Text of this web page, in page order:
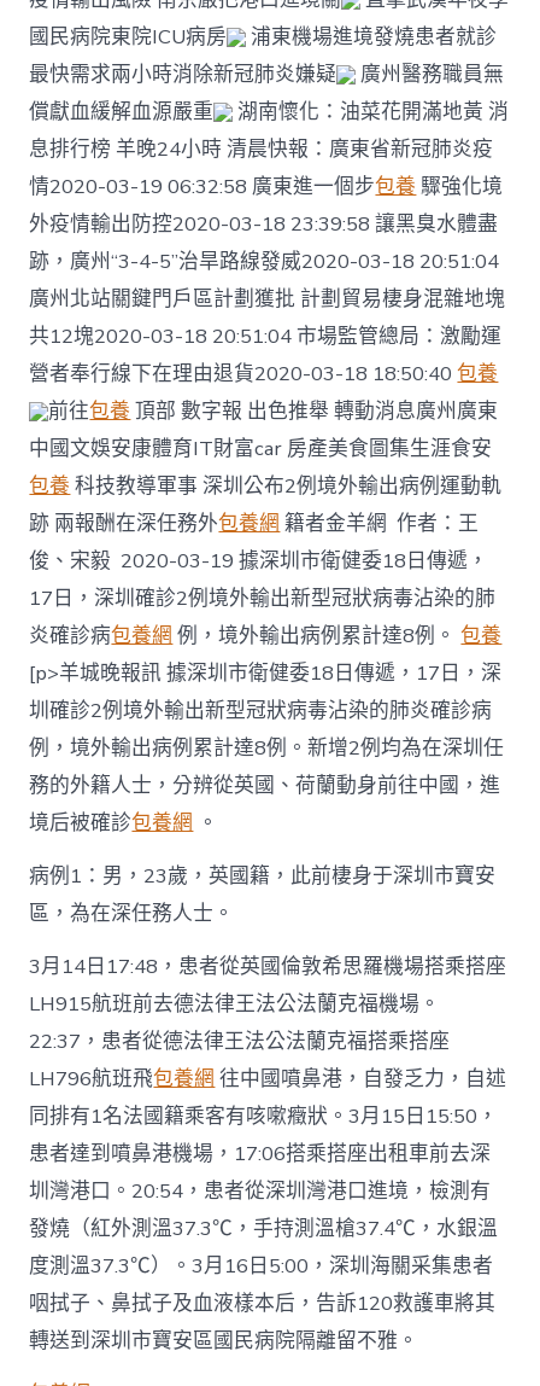
國民病院東院ICU病房
浦東機場進境發燒患者就診
最快需求兩小時消除新冠肺炎嫌疑
廣州醫務職員無
償獻血緩解血源嚴重
湖南懷化：油菜花開滿地黃 消
息排行榜 羊晚24小時 清晨快報：廣東省新冠肺炎疫
情2020-03-19 06:32:58 廣東進一個步包養 驟強化境
外疫情輸出防控2020-03-18 23:39:58 讓黑臭水體盡
跡，廣州“3-4-5”治旱路線發威2020-03-18 20:51:04
廣州北站關鍵門戶區計劃獲批 計劃貿易棲身混雜地塊
共12塊2020-03-18 20:51:04 市場監管總局：激勵運
營者奉行線下在理由退貨2020-03-18 18:50:40包養
前往包養 頂部 數字報 出色推舉 轉動消息廣州廣東
中國文娛安康體育IT財富car 房產美食圖集生涯食安
包養 科技教導軍事 深圳公布2例境外輸出病例運動軌
跡 兩報酬在深任務外包養網 籍者金羊網 作者：王
俊、宋毅 2020-03-19 據深圳市衛健委18日傳遞，
17日，深圳確診2例境外輸出新型冠狀病毒沾染的肺
炎確診病包養網 例，境外輸出病例累計達8例。包養
[p>羊城晚報訊 據深圳市衛健委18日傳遞，17日，深
圳確診2例境外輸出新型冠狀病毒沾染的肺炎確診病
例，境外輸出病例累計達8例。新增2例均為在深圳任
務的外籍人士，分辨從英國、荷蘭動身前往中國，進
境后被確診包養網 。
病例1：男，23歲，英國籍，此前棲身于深圳市寶安
區，為在深任務人士。
3月14日17:48，患者從英國倫敦希思羅機場搭乘搭座
LH915航班前去德法律王法公法蘭克福機場。
22:37，患者從德法律王法公法蘭克福搭乘搭座
LH796航班飛包養網 往中國噴鼻港，自發乏力，自述
同排有1名法國籍乘客有咳嗽癥狀。3月15日15:50，
患者達到噴鼻港機場，17:06搭乘搭座出租車前去深
圳灣港口。20:54，患者從深圳灣港口進境，檢測有
發燒（紅外測溫37.3℃，手持測溫槍37.4℃，水銀溫
度測溫37.3℃）。3月16日5:00，深圳海關采集患者
咽拭子、鼻拭子及血液樣本后，告訴120救護車將其
轉送到深圳市寶安區國民病院隔離留不雅。